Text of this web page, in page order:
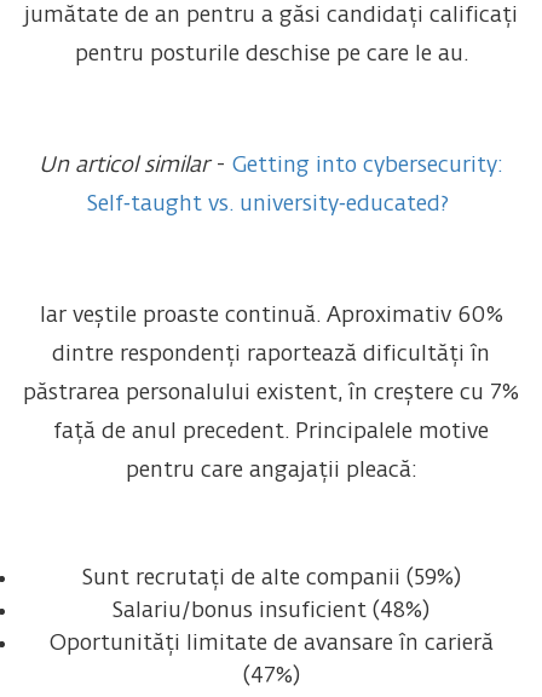
jumătate de an pentru a găsi candidați calificați
pentru posturile deschise pe care le au.
Un articol similar- Getting into cybersecurity:
Self‑taught vs. university‑educated?
Iar veștile proaste continuă. Aproximativ 60%
dintre respondenți raportează dificultăți în
păstrarea personalului existent, în creștere cu 7%
față de anul precedent. Principalele motive
pentru care angajații pleacă:
Sunt recrutați de alte companii (59%)
Salariu/bonus insuficient (48%)
Oportunități limitate de avansare în carieră
(47%)